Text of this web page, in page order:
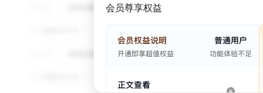
会员尊享权益